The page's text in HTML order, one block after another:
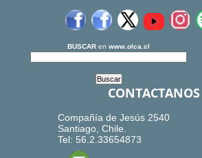
BUSCAR en www.olca.cl
CONTACTANOS
Compañía de Jesús 2540
Santiago, Chile.
Tel: 56.2.33654873